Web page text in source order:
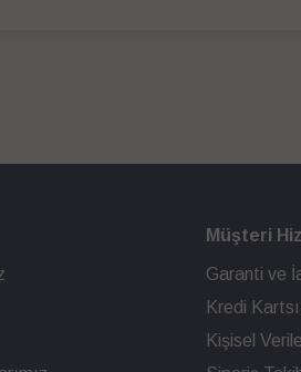
Müşteri
Garanti ve
Kredi
Kişisel